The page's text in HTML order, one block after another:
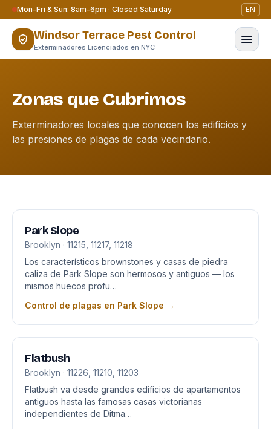
Saltar al contenido
Mon–Fri & Sun: 8am–6pm · Closed Saturday EN
Windsor Terrace Pest Control
Exterminadores Licenciados en NYC
Zonas que Cubrimos
Exterminadores locales que conocen los edificios y
las presiones de plagas de cada vecindario.
Park Slope
Brooklyn · 11215, 11217, 11218
Los característicos brownstones y casas de piedra
caliza de Park Slope son hermosos y antiguos — los
mismos huecos profu…
Control de plagas en Park Slope →
Flatbush
Brooklyn · 11226, 11210, 11203
Flatbush va desde grandes edificios de apartamentos
antiguos hasta las famosas casas victorianas
independientes de Ditma…